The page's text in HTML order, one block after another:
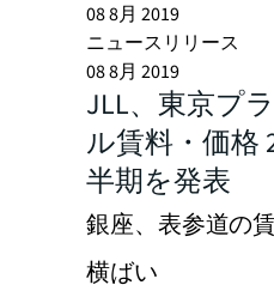
08 8月 2019
ニュースリリース
08 8月 2019
JLL、東京プ
ル賃料・価格
半期を発表
銀座、表参道の
横ばい